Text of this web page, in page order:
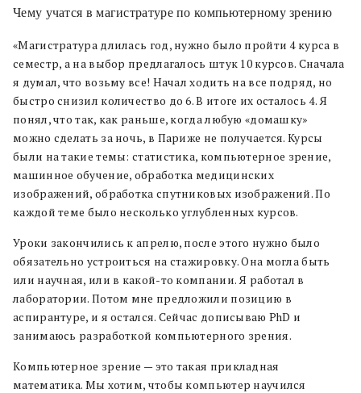
Чему учатся в магистратуре по компьютерному зрению
«Магистратура длилась год, нужно было пройти 4 курса в
семестр, а на выбор предлагалось штук 10 курсов. Сначала
я думал, что возьму все! Начал ходить на все подряд, но
быстро снизил количество до 6. В итоге их осталось 4. Я
понял, что так, как раньше, когда любую «домашку»
можно сделать за ночь, в Париже не получается. Курсы
были натакиетемы: статистика, компьютерное зрение,
машинное обучение, обработка медицинских
изображений, обработка спутниковых изображений.По
каждой теме было несколько углубленных курсов.
Уроки закончились к апрелю, после этого нужно было
обязательно устроиться на стажировку. Она могла быть
или научная, или в какой-то компании. Я работал в
лаборатории. Потом мне предложили позицию в
аспирантуре, и я остался. Сейчас дописываю PhD и
занимаюсь разработкой компьютерного зрения.
Компьютерное зрение — это такая прикладная
математика. Мы хотим, чтобы компьютер научился